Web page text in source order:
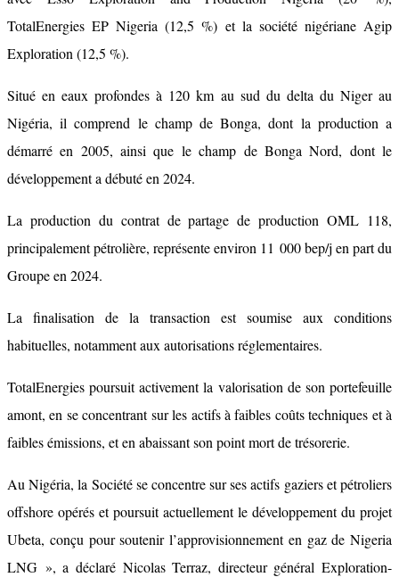
TotalEnergies EP Nigeria (12,5 %) et la société nigériane Agip
Exploration (12,5 %).
Situé en eaux profondes à 120 km au sud du delta du Niger au
Nigéria, il comprend le champ de Bonga, dont la production a
démarré en 2005, ainsi que le champ de Bonga Nord, dont le
développement a débuté en 2024.
La production du contrat de partage de production OML 118,
principalement pétrolière, représente environ 11 000 bep/j en part du
Groupe en 2024.
La finalisation de la transaction est soumise aux conditions
habituelles, notamment aux autorisations réglementaires.
TotalEnergies poursuit activement la valorisation de son portefeuille
amont, en se concentrant sur les actifs à faibles coûts techniques et à
faibles émissions, et en abaissant son point mort de trésorerie.
Au Nigéria, la Société se concentre sur ses actifs gaziers et pétroliers
offshore opérés et poursuit actuellement le développement du projet
Ubeta, conçu pour soutenir l’approvisionnement en gaz de Nigeria
LNG », a déclaré Nicolas Terraz, directeur général Exploration-